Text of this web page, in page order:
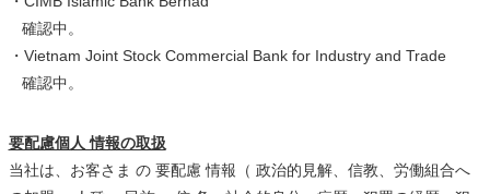
確認中。
・Vietnam Joint Stock Commercial Bank for Industry and Trade
確認中。
要配慮個人 情報の取扱
当社は、お客さま の 要配慮 情報（ 政治的見解、信教、労働組合へ